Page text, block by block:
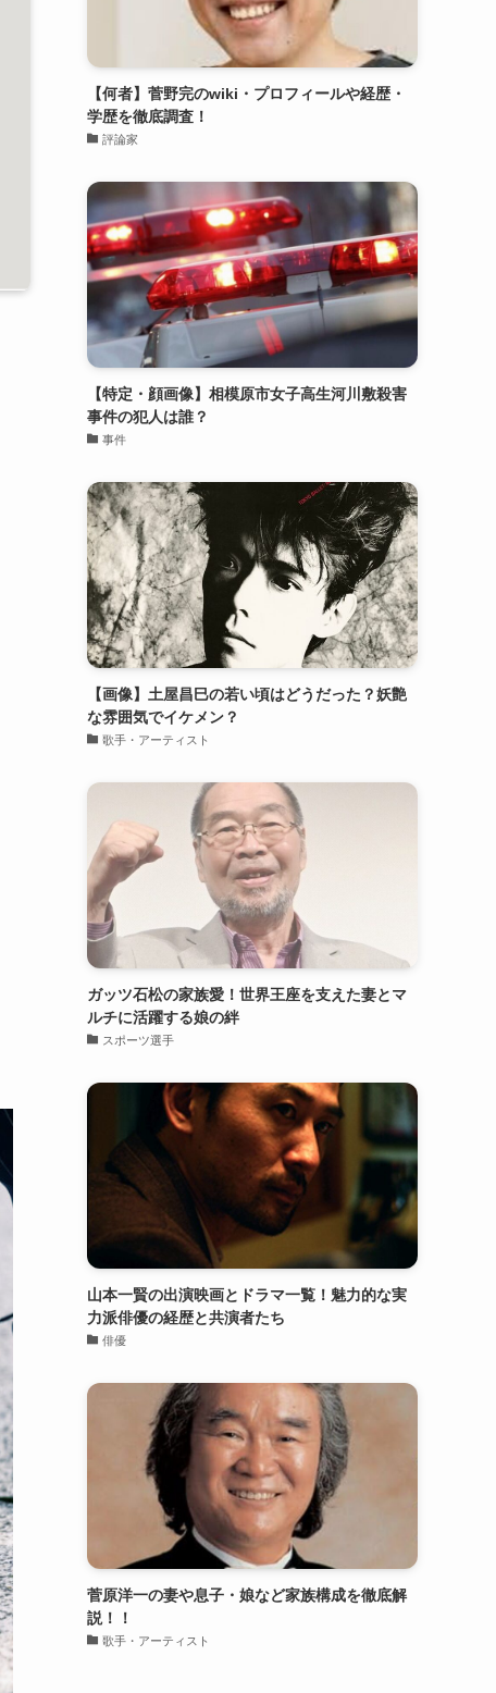
【何者】菅野完のwiki・プロフィールや経歴・
学歴を徹底調査！
評論家
【特定・顔画像】相模原市女子高生河川敷殺害
事件の犯人は誰？
事件
【画像】土屋昌巳の若い頃はどうだった？妖艶
な雰囲気でイケメン？
歌手・アーティスト
ガッツ石松の家族愛！世界王座を支えた妻とマ
ルチに活躍する娘の絆
スポーツ選手
山本一賢の出演映画とドラマ一覧！魅力的な実
力派俳優の経歴と共演者たち
俳優
菅原洋一の妻や息子・娘など家族構成を徹底解
説！！
歌手・アーティスト